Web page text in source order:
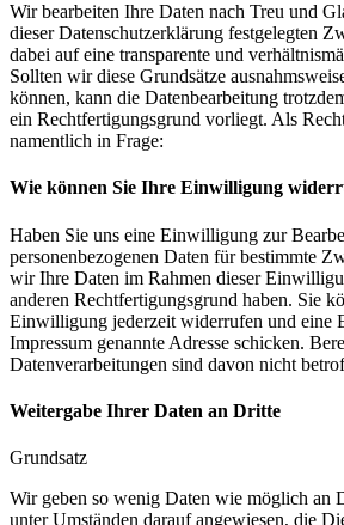
Wir bearbeiten Ihre Daten nach Treu und
dieser Datenschutzerklärung festgelegten
dabei auf eine transparente und
Sollten wir diese Grundsätze
können, kann die Datenbearbeitung
ein Rechtfertigungsgrund vorliegt. Als
namentlich in Frage:
Wie können Sie Ihre Einwilligung
Haben Sie uns eine Einwilligung zur
personenbezogenen Daten für bestimmte
wir Ihre Daten im Rahmen dieser
anderen Rechtfertigungsgrund haben. Sie
Einwilligung jederzeit widerrufen und eine
Impressum genannte Adresse schicken.
Datenverarbeitungen sind davon nicht
Weitergabe Ihrer Daten an Dritte
Grundsatz
Wir geben so wenig Daten wie möglich an
unter Umständen darauf angewiesen, die